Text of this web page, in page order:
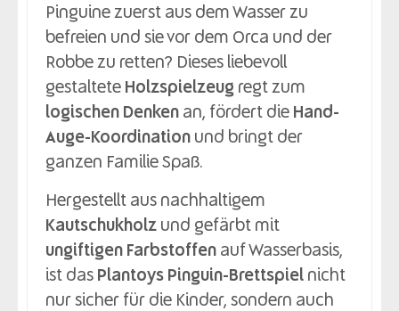
Pinguine zuerst aus dem Wasser zu
befreien und sie vor dem Orca und der
Robbe zu retten? Dieses liebevoll
gestaltete Holzspielzeug regt zum
logischen Denken an, fördert die Hand-
Auge-Koordination und bringt der
ganzen Familie Spaß.
Hergestellt aus nachhaltigem
Kautschukholz und gefärbt mit
ungiftigen Farbstoffen auf Wasserbasis,
ist das Plantoys Pinguin-Brettspiel nicht
nur sicher für die Kinder, sondern auch